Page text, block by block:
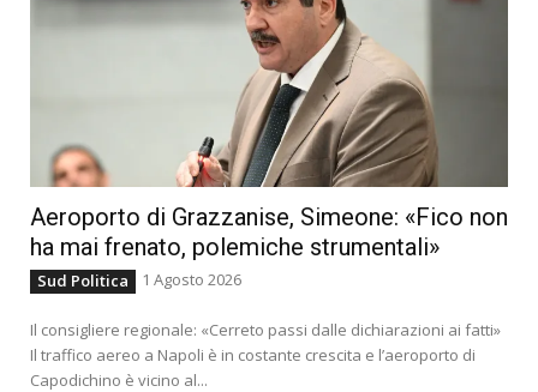
Aeroporto di Grazzanise, Simeone: «Fico non
ha mai frenato, polemiche strumentali»
Sud Politica 1 Agosto 2026
Il consigliere regionale: «Cerreto passi dalle dichiarazioni ai fatti»
Il traffico aereo a Napoli è in costante crescita e l’aeroporto di
Capodichino è vicino al...